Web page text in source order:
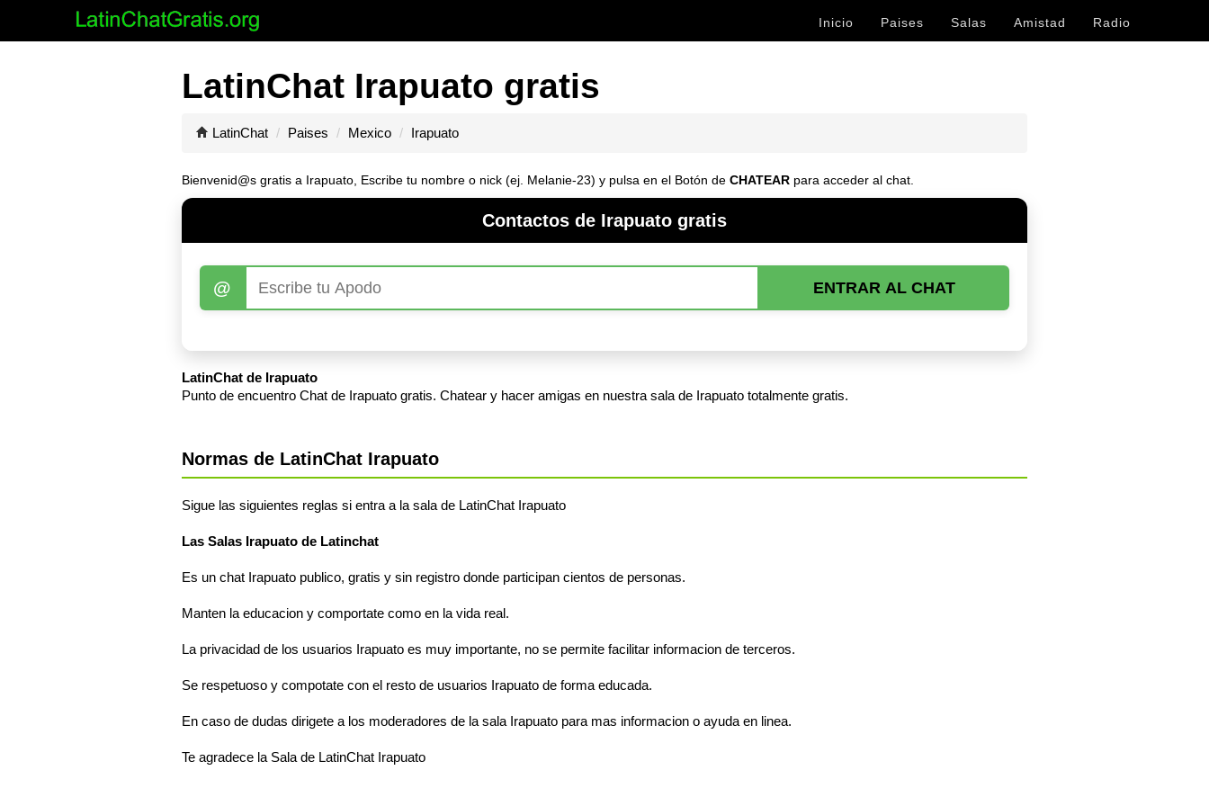
Inicio Paises Salas Amistad Radio
LatinChat Irapuato gratis
LatinChat Paises Mexico Irapuato
Bienvenid@s gratis a Irapuato, Escribe tu nombre o nick (ej. Melanie-23) y pulsa en el Botón de CHATEAR para acceder al chat.
Contactos de Irapuato gratis
@ ENTRAR AL CHAT
LatinChat de Irapuato
Punto de encuentro Chat de Irapuato gratis. Chatear y hacer amigas en nuestra sala de Irapuato totalmente gratis.
Normas de LatinChat Irapuato
Sigue las siguientes reglas si entra a la sala de LatinChat Irapuato
Las Salas Irapuato de Latinchat
Es un chat Irapuato publico, gratis y sin registro donde participan cientos de personas.
Manten la educacion y comportate como en la vida real.
La privacidad de los usuarios Irapuato es muy importante, no se permite facilitar informacion de terceros.
Se respetuoso y compotate con el resto de usuarios Irapuato de forma educada.
En caso de dudas dirigete a los moderadores de la sala Irapuato para mas informacion o ayuda en linea.
Te agradece la Sala de LatinChat Irapuato